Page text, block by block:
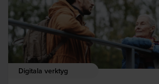
Digitala verktyg